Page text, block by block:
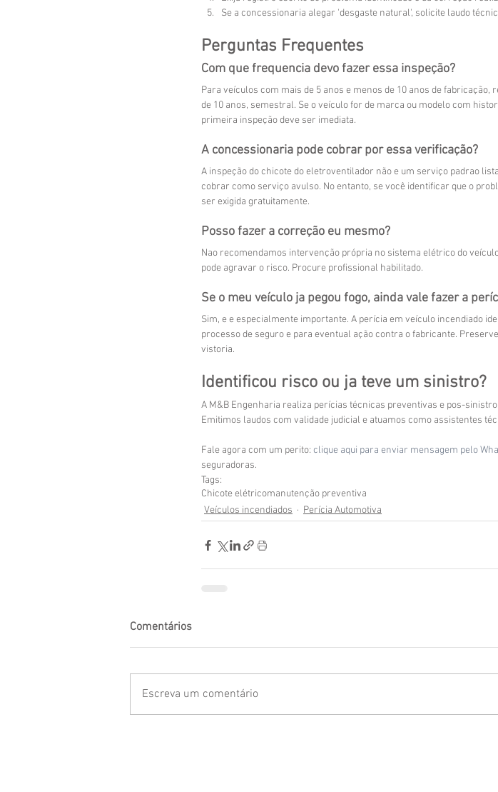
Se a concessionaria alegar 'desgaste natural', solicite laudo
Perguntas Frequentes
Com que frequencia devo fazer essa inspeção?
Para veículos com mais de 5 anos e menos de 10 anos de
de 10 anos, semestral. Se o veículo for de marca ou modelo com
primeira inspeção deve ser imediata.
A concessionaria pode cobrar por essa verificação?
A inspeção do chicote do eletroventilador não e um serviço padrao
cobrar como serviço avulso. No entanto, se você identificar que o
ser exigida gratuitamente.
Posso fazer a correção eu mesmo?
Nao recomendamos intervenção própria no sistema elétrico do
pode agravar o risco. Procure profissional habilitado.
Se o meu veículo ja pegou fogo, ainda vale fazer a
Sim, e e especialmente importante. A perícia em veículo incendiado
processo de seguro e para eventual ação contra o fabricante.
vistoria.
Identificou risco ou ja teve um sinistro?
A M&B Engenharia realiza perícias técnicas preventivas e pos-
Emitimos laudos com validade judicial e atuamos como assistentes
Fale agora com um perito: clique aqui para enviar mensagem pelo
seguradoras.
Tags:
Chicote elétricomanutenção preventiva
Veículos incendiados
Perícia Automotiva
Comentários
Escreva um comentário